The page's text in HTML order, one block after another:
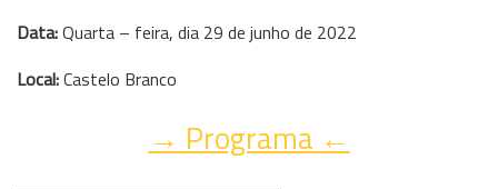
Data:Quarta – feira, dia 29 de junho de 2022
Local:Castelo Branco
→ Programa ←